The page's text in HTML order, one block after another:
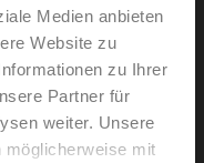
Medien anbieten
Website zu
zu Ihrer
Partner für
weiter. Unsere
möglicherweise mit
DC 24 V, Auf/Zu,
den